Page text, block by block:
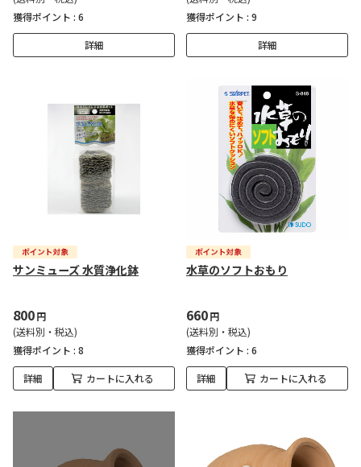
獲得ポイント : 6
詳細
獲得ポイント : 9
詳細
サンミューズ 水質浄化鉢
800円
(送料別・税込)
獲得ポイント : 8
詳細 カートに入れる
水草のソフトおもり
660円
(送料別・税込)
獲得ポイント : 6
詳細 カートに入れる